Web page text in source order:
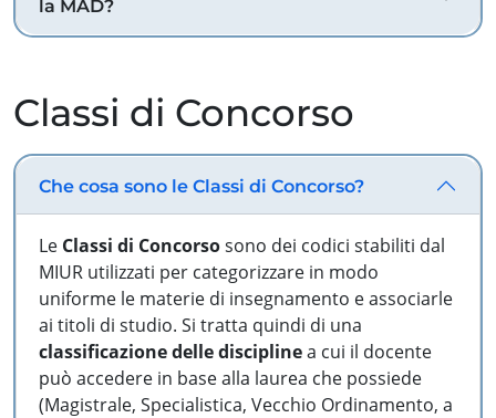
la MAD?
Classi di Concorso
Che cosa sono le Classi di Concorso?
Le Classi di Concorsosono dei codici stabiliti dal
MIUR utilizzati per categorizzare in modo
uniforme le materie di insegnamento e associarle
ai titoli di studio. Si tratta quindi di una
classificazione delle disciplinea cui il docente
può accedere in base alla laurea che possiede
(Magistrale, Specialistica, Vecchio Ordinamento, a